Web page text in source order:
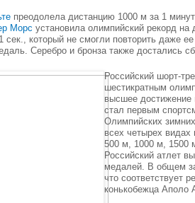
преодолела дистанцию 1000 м за 1
Морс установила олимпийский рекорд на
сек., который не смогли повторить даже
Серебро и бронза также достались
Российский шорт-
шестикратным
высшее достижение
стал первым
Олимпийских
всех четырех видах
500 м, 1000 м, 1500
Российский атлет
медалей. В общем
что соответствует
конькобежца Аполо